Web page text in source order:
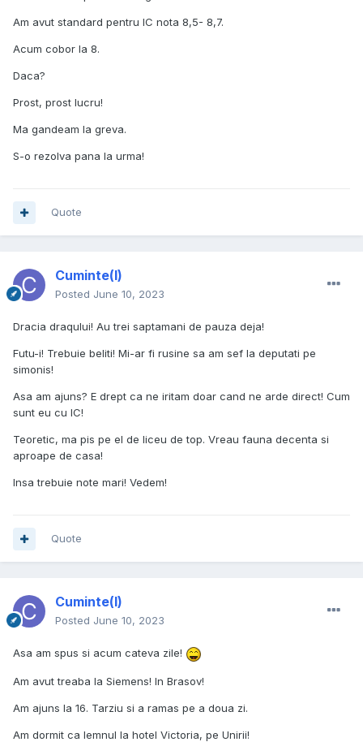
Am avut standard pentru IC nota 8,5- 8,7.
Acum cobor la 8.
Daca?
Prost, prost lucru!
Ma gandeam la greva.
S-o rezolva pana la urma!
Quote
Cuminte(l)
Posted June 10, 2023
Dracia draqului! Au trei saptamani de pauza deja!
Futu-i! Trebuie beliti! Mi-ar fi rusine sa am sef la deputati pe
simonis!
Asa am ajuns? E drept ca ne iritam doar cand ne arde direct! Cum
sunt eu cu IC!
Teoretic, ma pis pe el de liceu de top. Vreau fauna decenta si
aproape de casa!
Insa trebuie note mari! Vedem!
Quote
Cuminte(l)
Posted June 10, 2023
Asa am spus si acum cateva zile!
Am avut treaba la Siemens! In Brasov!
Am ajuns la 16. Tarziu si a ramas pe a doua zi.
Am dormit ca lemnul la hotel Victoria, pe Unirii!